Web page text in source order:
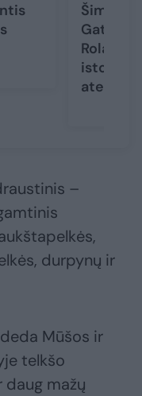
istorijų
ateities
–
durpynų ir
Mūšos ir
telkšo
daug mažų